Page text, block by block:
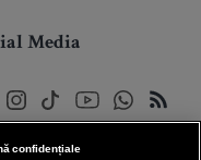
Media
confidențiale